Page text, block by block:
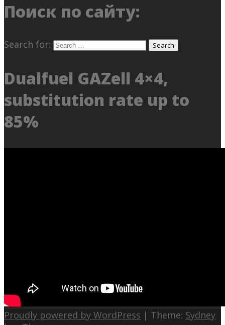
Поиск по сайту:
Search for:
Dualfuel GAZell 4×4,
substitution rate up to
85%
Proudly powered by WordPress | Theme: Sydney